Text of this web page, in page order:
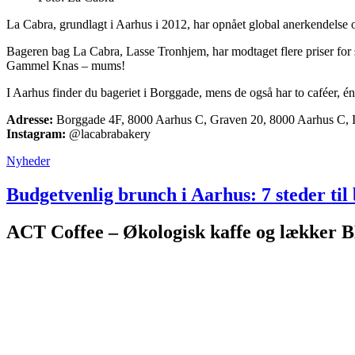
La Cabra, grundlagt i Aarhus i 2012, har opnået global
Bageren bag La Cabra, Lasse Tronhjem, har modtaget flere priser
Gammel Knas – mums!
I Aarhus finder du bageriet i Borggade, mens de også har to caféer,
Adresse: Borggade 4F, 8000 Aarhus C, Graven 20, 8000 Aarhus C,
Instagram: @lacabrabakery
Nyheder
Budgetvenlig brunch i Aarhus: 7 steder til
ACT Coffee – Økologisk kaffe og lækker